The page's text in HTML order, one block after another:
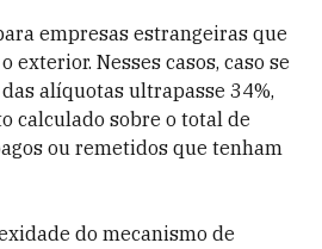
empresas estrangeiras que
exterior. Nesses casos, caso se
alíquotas ultrapasse 34%,
calculado sobre o total de
ou remetidos que tenham
do mecanismo de